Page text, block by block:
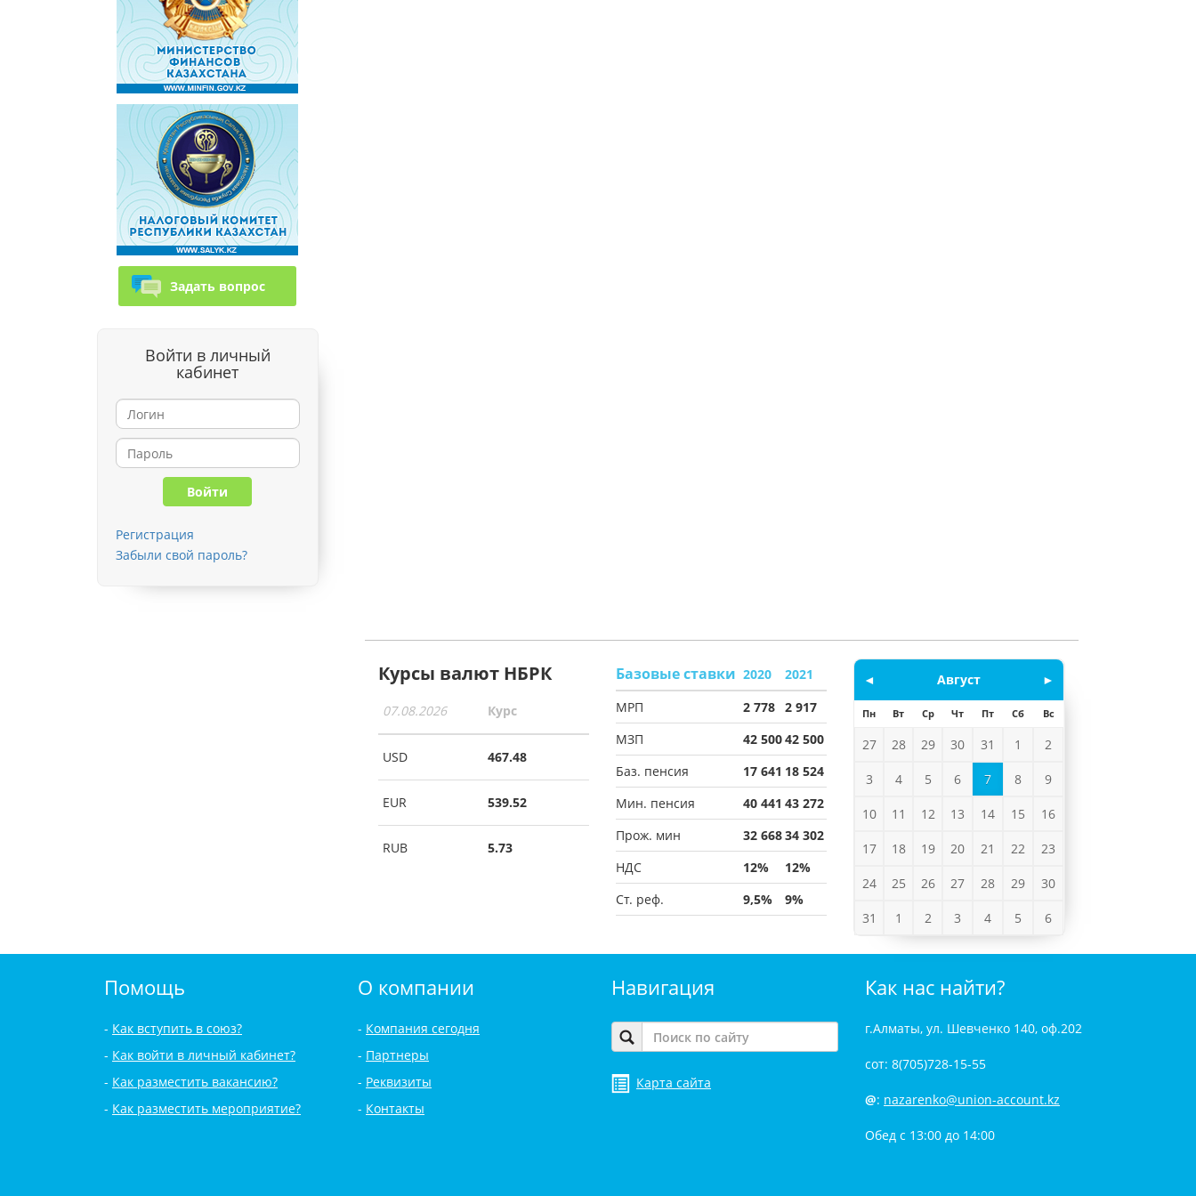
Задать вопрос
Войти в личный
кабинет
Регистрация
Забыли свой пароль?
Курсы валют НБРК
07.08.2026 Курс
USD 467.48
EUR 539.52
RUB 5.73
Базовые ставки 2020
2021
МРП
2 778 2 917
МЗП
42 50042 500
Баз. пенсия
17 641 18 524
Мин. пенсия
40 441 43 272
Прож. мин
32 66834 302
НДС
12%
12%
Ст. реф.
9,5% 9%
◄ ►
Август
Пн Вт Ср Чт Пт Сб Вс
27 28 29 30 31 1 2
3 4 5 6 7 8 9
10 11 12 13 14 15 16
17 18 19 20 21 22 23
24 25 26 27 28 29 30
31 1 2 3 4 5 6
Помощь
Как вступить в союз?
Как войти в личный кабинет?
Как разместить вакансию?
Как разместить мероприятие?
О компании
Компания сегодня
Партнеры
Реквизиты
Контакты
Навигация
Карта сайта
Как нас найти?
г.Алматы, ул. Шевченко 140, оф.202
сот: 8(705)728-15-55
@: nazarenko@union-account.kz
Обед с 13:00 до 14:00